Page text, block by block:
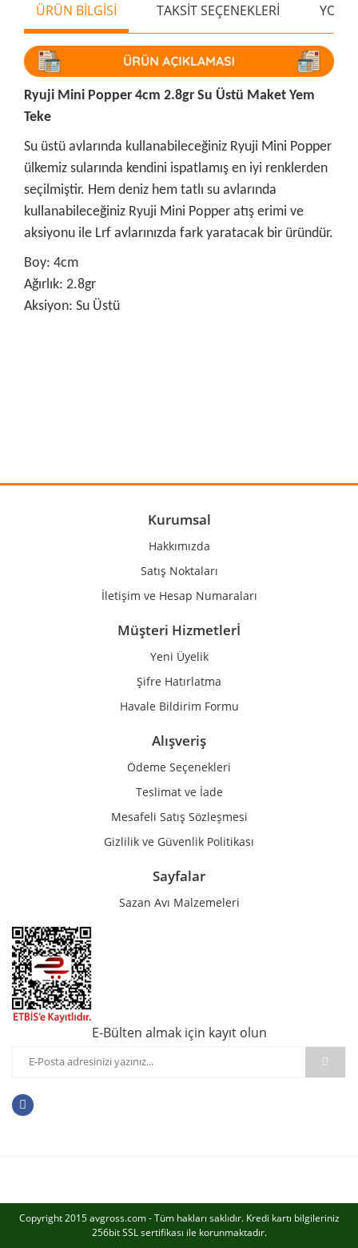
ÜRÜN BİLGİSİ TAKSİT SEÇENEKLERİ
Ryuji Mini Popper 4cm 2.8gr Su Üstü Maket Yem
Teke
Su üstü avlarında kullanabileceğiniz Ryuji Mini Popper
ülkemiz sularında kendini ispatlamış en iyi renklerden
seçilmiştir. Hem deniz hem tatlı su avlarında
kullanabileceğiniz Ryuji Mini Popper atış erimi ve
aksiyonu ile Lrf avlarınızda fark yaratacak bir üründür.
Boy: 4cm
Ağırlık: 2.8gr
Aksiyon: Su Üstü
Ürün açıklamasında eksik bilgiler bulunuyor.
Ürün bilgilerinde hatalar bulunuyor.
Gönder
Kurumsal
Hakkımızda
Satış Noktaları
İletişim ve Hesap Numaraları
Müşteri Hizmetlerİ
Yeni Üyelik
Şifre Hatırlatma
Havale Bildirim Formu
Alışveriş
Ödeme Seçenekleri
Teslimat ve İade
Mesafeli Satış Sözleşmesi
Gizlilik ve Güvenlik Politikası
Sayfalar
Sazan Avı Malzemeleri
E-Bülten almak için kayıt olun
Copyright 2015 avgross.com - Tüm hakları saklıdır. Kredi kartı bilgileriniz
256bit SSL sertifikası ile korunmaktadır.